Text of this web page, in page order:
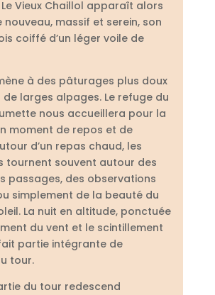
Vieux Chaillol apparaît alors
nouveau, massif et serein, son
coiffé d’un léger voile de
à des pâturages plus doux
de larges alpages. Le refuge du
nous accueillera pour la
moment de repos et de
d’un repas chaud, les
tournent souvent autour des
passages, des observations
simplement de la beauté du
La nuit en altitude, ponctuée
du vent et le scintillement
partie intégrante de
tour.
du tour redescend